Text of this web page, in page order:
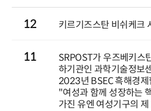
12 키르기즈스탄 비쉬케크
11
SRPOST가 우즈베키스
하기관인 과학기술정보
2023년 BSEC 흑해경
"여성과 함께 성장하는
가진 유엔 여성기구의